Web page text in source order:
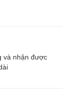
và nhận được